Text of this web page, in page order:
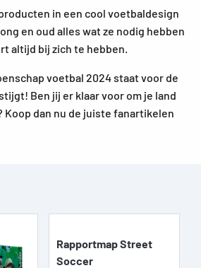
producten in een cool voetbaldesign
en oud alles wat ze nodig hebben
altijd bij zich te hebben.
voetbal 2024 staat voor de
Ben jij er klaar voor om je land
dan nu de juiste fanartikelen
Rapportmap Street
Soccer